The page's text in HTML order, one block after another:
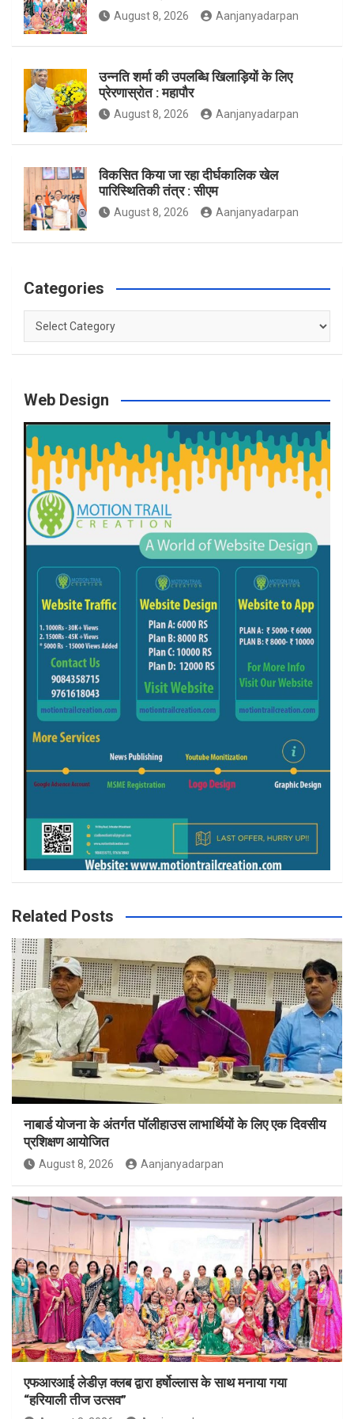
k
m
August 8, 2026 Aanjanyadarpan
उन्नति शर्मा की उपलब्धि खिलाड़ियों के लिए
प्रेरणास्रोत : महापौर
August 8, 2026 Aanjanyadarpan
विकसित किया जा रहा दीर्घकालिक खेल
पारिस्थितिकी तंत्र : सीएम
August 8, 2026 Aanjanyadarpan
Categories
Categories
Web Design
Related Posts
नाबार्ड योजना के अंतर्गत पॉलीहाउस लाभार्थियों के लिए एक दिवसीय
प्रशिक्षण आयोजित
August 8, 2026 Aanjanyadarpan
एफआरआई लेडीज़ क्लब द्वारा हर्षोल्लास के साथ मनाया गया
“हरियाली तीज उत्सव”